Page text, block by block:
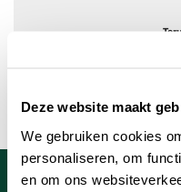
Deze website maakt
We gebruiken cookies
personaliseren, om
en om onsMeld je aan